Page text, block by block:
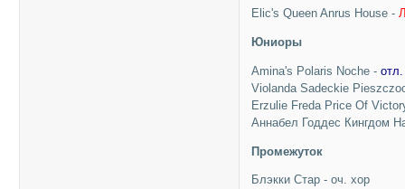
Elic's Queen Anrus House -
Юниоры
Amina's Polaris Noche -
Violanda Sadeckie
Erzulie Freda Price Of
Аннабел Годдес Кингдом
Промежуток
Блэкки Стар - оч. хор